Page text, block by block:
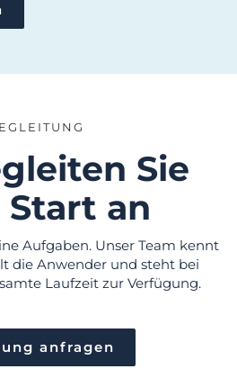
Sie
an
Aufgaben. Unser Team kennt
die Anwender und steht bei
Laufzeit zur Verfügung.
anfragen